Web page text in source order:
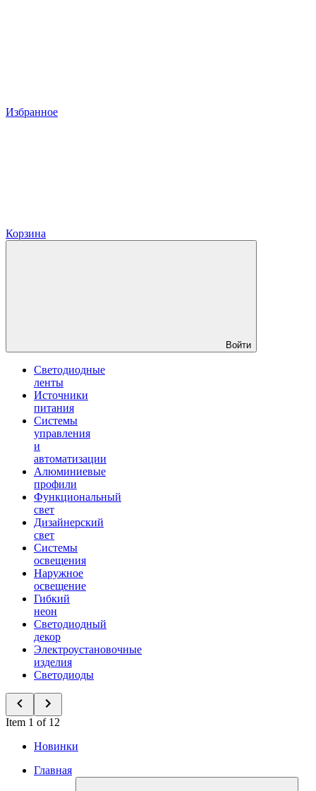
Избранное
Корзина
Войти
Светодиодные
ленты
Источники
питания
Системы
управления
и
автоматизации
Алюминиевые
профили
Функциональный
свет
Дизайнерский
свет
Системы
освещения
Наружное
освещение
Гибкий
неон
Светодиодный
декор
Электроустановочные
изделия
Светодиоды
Item 1 of 12
Новинки
Главная